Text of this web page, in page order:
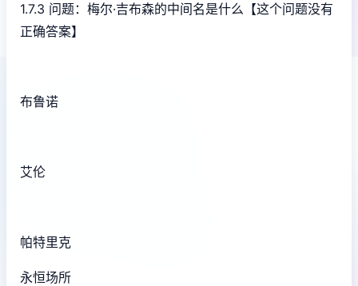
1.7.3 问题：梅尔·吉布森的中间名是什么【这个问题没有
正确答案】
布鲁诺
艾伦
帕特里克
永恒场所